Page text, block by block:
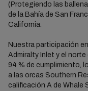
(Protegiendo las
de la Bahía de San
California.
Nuestra participación
Admiralty Inlet y el
94 % de cumplimiento,
a las orcas Southern
calificación A de Whale